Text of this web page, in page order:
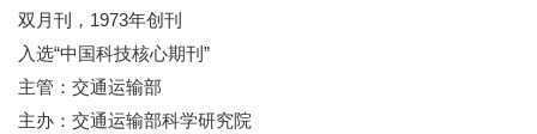
双月刊，1973年创刊
入选“中国科技核心期刊”
主管：交通运输部
主办：交通运输部科学研究院